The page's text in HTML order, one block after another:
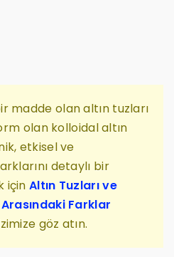
madde olan altın tuzları
olan kolloidal altın
etkisel ve
detaylı bir
içinAltın Tuzları ve
Farklar
göz atın.